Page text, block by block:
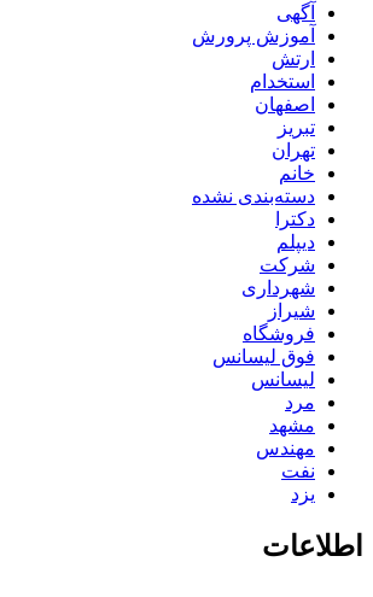
آگهی
آموزش پرورش
ارتش
استخدام
اصفهان
تبریز
تهران
خانم
دسته‌بندی نشده
دکترا
دیپلم
شرکت
شهرداری
شیراز
فروشگاه
فوق لیسانس
لیسانس
مرد
مشهد
مهندس
نفت
یزد
اطلاعات